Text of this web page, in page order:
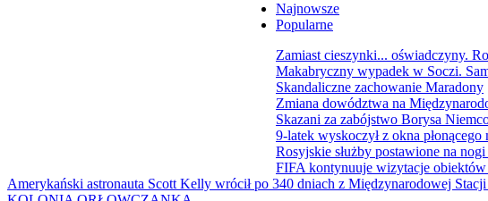
Najnowsze
Popularne
Zamiast cieszynki... oświadczyny.
Makabryczny wypadek w Soczi.
Skandaliczne zachowanie Maradony
Zmiana dowództwa na
Skazani za zabójstwo Borysa
9-latek wyskoczył z okna
Rosyjskie służby postawione na
FIFA kontynuuje wizytacje
Amerykański astronauta Scott Kelly wrócił po 340 dniach z Międzynarodowej